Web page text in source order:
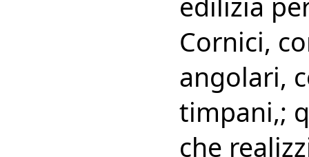
Cornici,
angolari,
timpani,;
che